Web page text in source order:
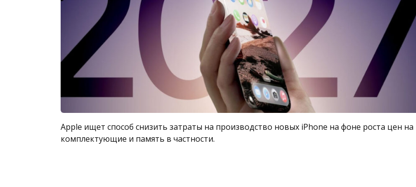
Apple ищет способ снизить затраты на производство новых iPhone на фоне роста цен на
комплектующие и память в частности.